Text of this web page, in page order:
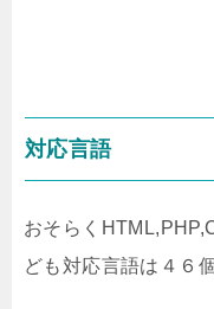
対応言語
おそらく
ども対応言語は４６